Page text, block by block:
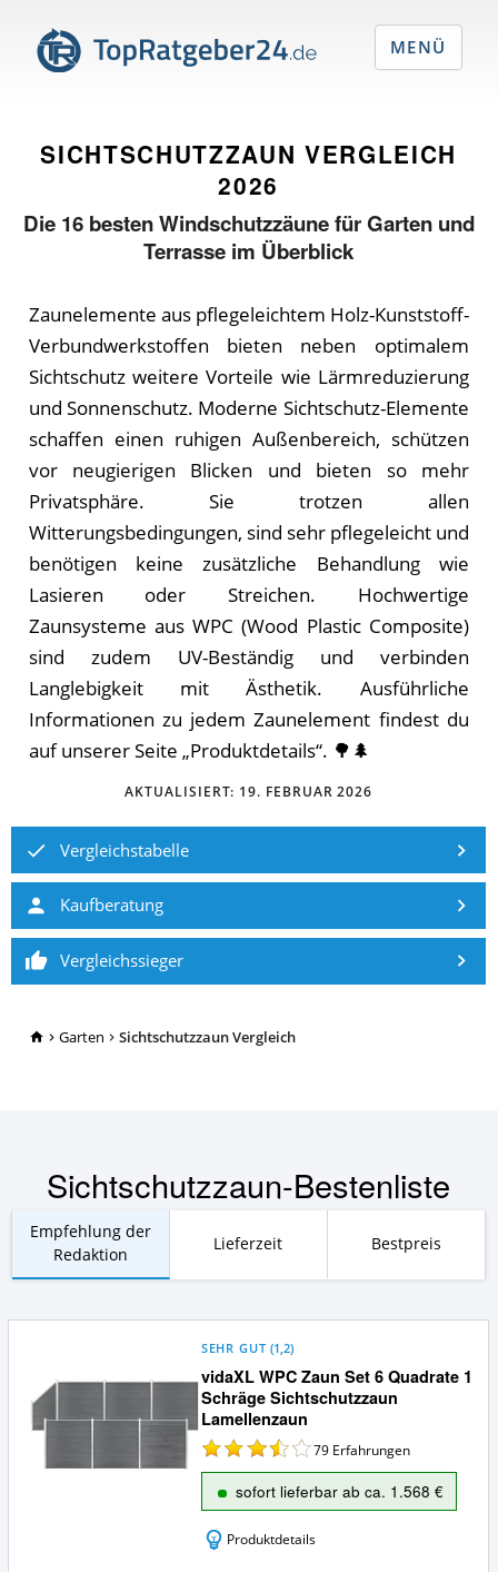
TopRatgeber24.de
Garten Sichtschutzzaun Vergleich
SICHTSCHUTZZAUN VERGLEICH
2026
Die 16 besten Windschutzzäune für Garten und
Terrasse im Überblick
Zaunelemente aus pflegeleichtem Holz-Kunststoff-
Verbundwerkstoffen bieten neben optimalem
Sichtschutz weitere Vorteile wie Lärmreduzierung
und Sonnenschutz. Moderne Sichtschutz-Elemente
schaffen einen ruhigen Außenbereich, schützen
vor neugierigen Blicken und bieten so mehr
Privatsphäre. Sie trotzen allen
Witterungsbedingungen, sind sehr pflegeleicht und
benötigen keine zusätzliche Behandlung wie
Lasieren oder Streichen. Hochwertige
Zaunsysteme aus WPC (Wood Plastic Composite)
sind zudem UV-Beständig und verbinden
Langlebigkeit mit Ästhetik. Ausführliche
Informationen zu jedem Zaunelement findest du
auf unserer Seite „Produktdetails“. 🌳🌲
AKTUALISIERT: 19. FEBRUAR 2026
Vergleichstabelle
Kaufberatung
Vergleichssieger
Sichtschutzzaun-Bestenliste
Empfehlung der
Redaktion
Lieferzeit Bestpreis
vidaXL WPC Zaun Set 6 Quadrate 1
Schräge Sichtschutzzaun
Lamellenzaun
SEHR GUT (1,2)
79 Erfahrungen
sofort lieferbar ab ca. 1.568 €
Produktdetails
MENÜ